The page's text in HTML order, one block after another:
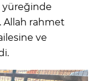
yüreğinde
Allah rahmet
ve